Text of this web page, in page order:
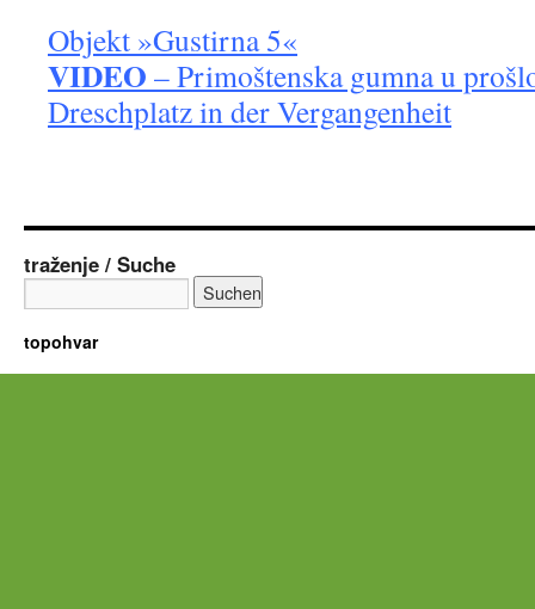
Objekt »Gustirna 5«
VIDEO – Primoštenska gumna u
Dreschplatz in der Vergangenheit
traženje / Suche
topohvar